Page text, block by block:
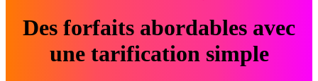
Des forfaits abordables avec
une tarification simple